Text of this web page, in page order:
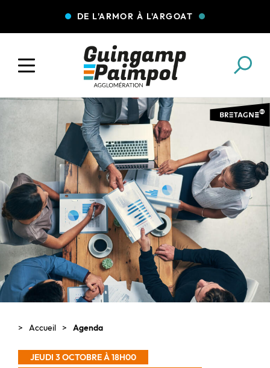
DE L'ARMOR À L'ARGOAT
COLLECTE DES DÉCHETS EAU ET ASSAINISSEMENT
ENFANCE JEUNESSE L'AGGLO' RECRUTE
ASSOCIATIONS PISCINES
Accueil Agenda
JEUDI 3 OCTOBRE À 18H00